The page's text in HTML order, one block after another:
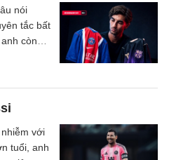
nói
tắc bất
còn
với
với
tuổi, anh